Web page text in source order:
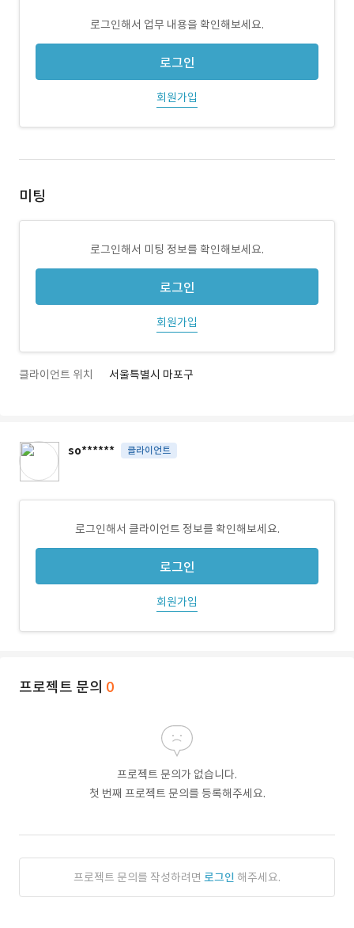
로그인해서 업무 내용을 확인해보세요.
로그인
회원가입
미팅
로그인해서 미팅 정보를 확인해보세요.
로그인
회원가입
클라이언트 위치 서울특별시 마포구
so****** 클라이언트
로그인해서 클라이언트 정보를 확인해보세요.
로그인
회원가입
프로젝트 문의 0
프로젝트 문의가 없습니다.
첫 번째 프로젝트 문의를 등록해주세요.
프로젝트 문의를 작성하려면 로그인 해주세요.